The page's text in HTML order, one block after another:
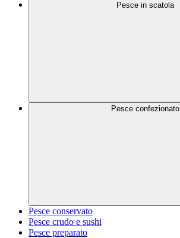
Pesce in scatola
Pesce confezionato
Pesce conservato
Pesce crudo e sushi
Pesce preparato